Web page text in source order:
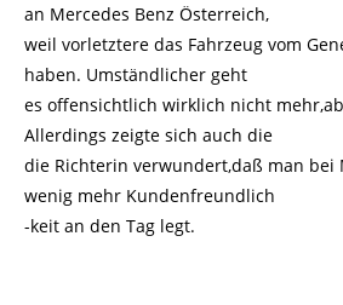
an Mercedes Benz Österreich,
weil vorletztere das Fahrzeug vom
haben. Umständlicher geht
es offensichtlich wirklich nicht
Allerdings zeigte sich auch die
die Richterin verwundert,daß man bei
wenig mehr Kundenfreundlich
-keit an den Tag legt.